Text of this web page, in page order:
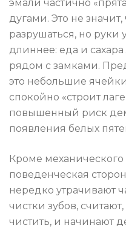
эмали частично
дугами. Это не значит,
разрушаться, но руки
длиннее: еда и
рядом с замками.
это небольшие
спокойно «строит
повышенный риск
появления белых
Кроме механического
поведенческая
нередко утрачивают
чистки зубов,
чистить, и начинают